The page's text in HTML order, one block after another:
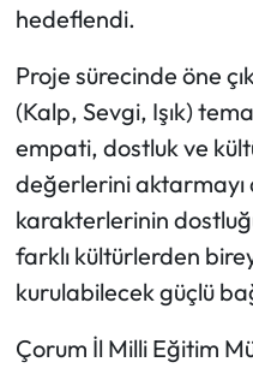
hedeflendi.
Proje sürecinde öne
(Kalp, Sevgi, Işık)
empati, dostluk ve
değerlerini aktarmayı
karakterlerinin
farklı kültürlerden
kurulabilecek güçlü
Çorum İl Milli Eğitim